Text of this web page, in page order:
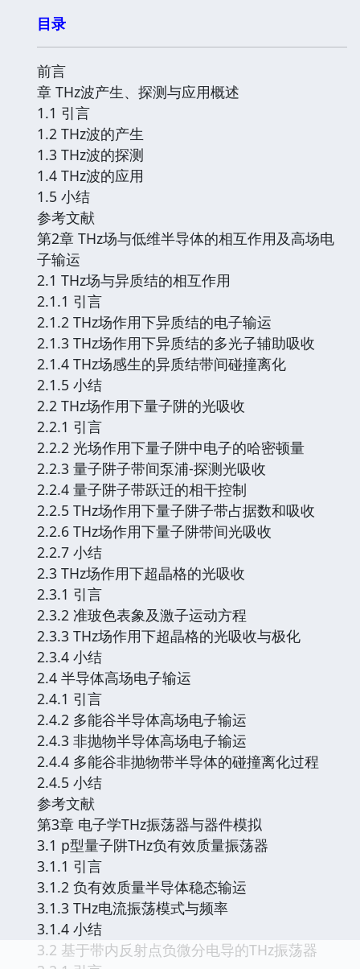
目录
前言
章 THz波产生、探测与应用概述
1.1 引言
1.2 THz波的产生
1.3 THz波的探测
1.4 THz波的应用
1.5 小结
参考文献
第2章 THz场与低维半导体的相互作用及高场电
子输运
2.1 THz场与异质结的相互作用
2.1.1 引言
2.1.2 THz场作用下异质结的电子输运
2.1.3 THz场作用下异质结的多光子辅助吸收
2.1.4 THz场感生的异质结带间碰撞离化
2.1.5 小结
2.2 THz场作用下量子阱的光吸收
2.2.1 引言
2.2.2 光场作用下量子阱中电子的哈密顿量
2.2.3 量子阱子带间泵浦-探测光吸收
2.2.4 量子阱子带跃迁的相干控制
2.2.5 THz场作用下量子阱子带占据数和吸收
2.2.6 THz场作用下量子阱带间光吸收
2.2.7 小结
2.3 THz场作用下超晶格的光吸收
2.3.1 引言
2.3.2 准玻色表象及激子运动方程
2.3.3 THz场作用下超晶格的光吸收与极化
2.3.4 小结
2.4 半导体高场电子输运
2.4.1 引言
2.4.2 多能谷半导体高场电子输运
2.4.3 非抛物半导体高场电子输运
2.4.4 多能谷非抛物带半导体的碰撞离化过程
2.4.5 小结
参考文献
第3章 电子学THz振荡器与器件模拟
3.1 p型量子阱THz负有效质量振荡器
3.1.1 引言
3.1.2 负有效质量半导体稳态输运
3.1.3 THz电流振荡模式与频率
3.1.4 小结
3.2 基于带内反射点负微分电导的THz振荡器